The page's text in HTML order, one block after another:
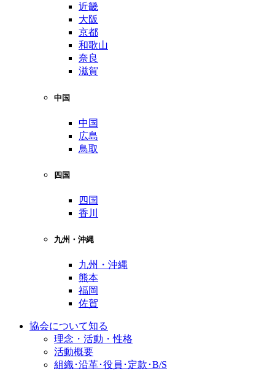
近畿
大阪
京都
和歌山
奈良
滋賀
中国
中国
広島
鳥取
四国
四国
香川
九州・沖縄
九州・沖縄
熊本
福岡
佐賀
協会について知る
理念・活動・性格
活動概要
組織･沿革･役員･定款･B/S